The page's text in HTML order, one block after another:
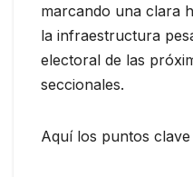
marcando una clara
la infraestructura
electoral de las
seccionales.
Aquí los puntos